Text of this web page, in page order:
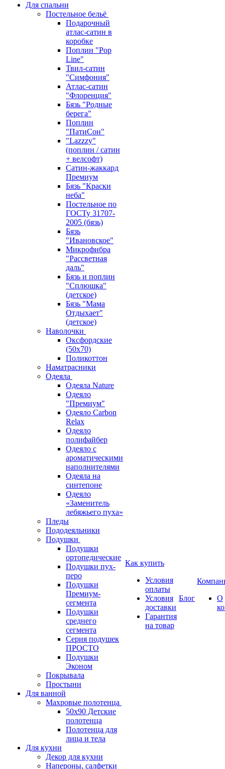
Для спальни
Постельное бельё
Подарочный
атлас-сатин в
коробке
Поплин "Pop
Line"
Твил-сатин
"Симфония"
Атлас-сатин
"Флоренция"
Бязь "Родные
берега"
Поплин
"ПатиСон"
"Lazzzy"
(поплин / сатин
+ велсофт)
Сатин-жаккард
Премиум
Бязь "Краски
неба"
Постельное по
ГОСТу 31707-
2005 (бязь)
Бязь
"Ивановское"
Микрофибра
"Рассветная
даль"
Бязь и поплин
"Сплюшка"
(детское)
Бязь "Мама
Отдыхает"
(детское)
Наволочки
Оксфордские
(50х70)
Поликоттон
Наматрасники
Одеяла
Одеяла Nature
Одеяло
"Премиум"
Одеяло Carbon
Relax
Одеяло
полифайбер
Одеяло с
ароматическими
наполнителями
Одеяла на
синтепоне
Одеяло
«Заменитель
лебяжьего пуха»
Пледы
Пододеяльники
Подушки
Подушки
ортопедические
Подушки пух-
перо
Подушки
Премиум-
сегмента
Подушки
среднего
сегмента
Серия подушек
ПРОСТО
Подушки
Эконом
Покрывала
Простыни
Для ванной
Махровые полотенца
50х90 Детские
полотенца
Полотенца для
лица и тела
Для кухни
Декор для кухни
Напероны, салфетки
Как купить
Условия
оплаты
Условия
доставки
Гарантия
на товар
Блог
О